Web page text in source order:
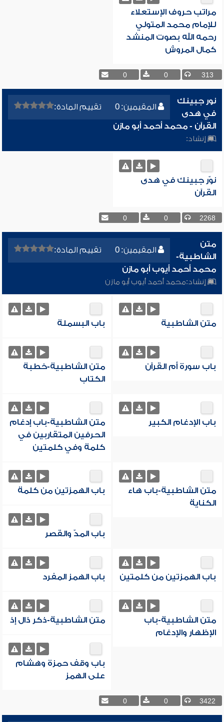
مراتب حروف الإستعلاء
للإمام محمد المتولي
رحمه الله بصوت المنشد
كمال المروش
313
0
0
المقيمين: 0 تقييم المادة:
نور جبينك
في هدى
القرآن - محمد أحمد أبو مازن
إنشاد:
نوّر جبينك في هدى
القرآن
2268
0
0
المقيمين: 0 تقييم المادة:
متن
الشاطبية-
محمد أحمد أيوب أبو مازن
إنشاد:محمد أحمد أيوب أبو مازن
متن الشاطبية باب البسملة
باب سورة أم القرآن
متن الشاطبية-خطبة
الكتاب
باب الإدغام الكبير
متن الشاطبية-باب إدغام
الحرفين المتقاربين في
كلمة وفي كلمتين
متن الشاطبية-باب هاء
الكناية
باب الهمزتين من كلمة
باب المدّ والقصر
باب الهمزتين من كلمتين باب الهمز المفرد
متن الشاطبية-باب
الإظهار والإدغام
متن الشاطبية-ذكر ذال إذ
باب وقف حمزة وهشام
على الهمز
3422
0
0